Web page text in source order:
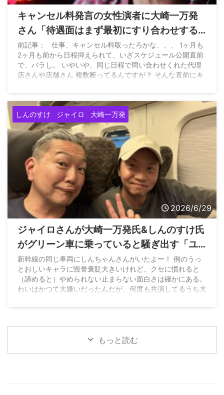
キャンセル料発言の女性演者に大崎一万発
さん「待遇面はまず最初にすり合わせする
でしょ。まともな業者が気の毒」
前記事： 仕事、キャンセル料取ったろかな、、、 1ヶ月も
2ヶ月も前から日程抑えられて、いざスケジュール公開直前
で、バラし。 いやいや、同じ日程で問い合わせくれた代理
店さんや店舗さん 複数断ってるんですが？ そんな直前にキ
しんのすけ ジャイロ 大崎一万発
2026/6/29
ジャイロさんが大崎一万発氏&しんのすけ氏
がグリーン車に乗っていると騒ぎ出す「ユ
ーザーへの配慮が足りないです！また演者
にヘイトが溜まるじゃないですか」
新幹線の同じ車両にしんちゃんさんがいたよー！ 例のうっ
とおしいキャラに毀誉褒貶大きいけれど、クセに慣れると
（諦めると）やめられない止まらない面白さは確かにある。
わいはかつて大嫌いだったんだが、何度も共演してるうち大
もっと読む